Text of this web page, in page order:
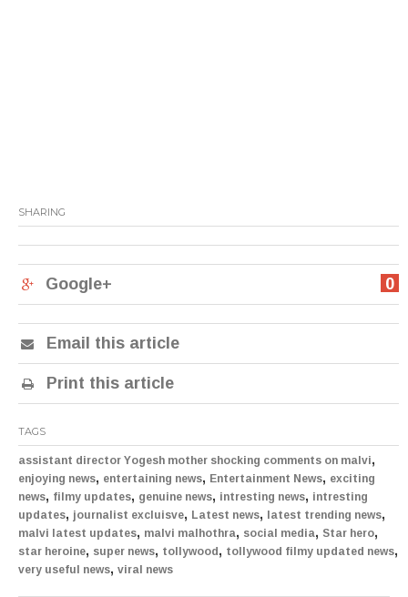
SHARING
0
Google+
Email this article
Print this article
TAGS
assistant director Yogesh mother shocking comments on malvi,
enjoying news, entertaining news, Entertainment News, exciting
news, filmy updates, genuine news, intresting news, intresting
updates, journalist excluisve, Latest news, latest trending news,
malvi latest updates, malvi malhothra, social media, Star hero,
star heroine, super news, tollywood, tollywood filmy updated news,
very useful news, viral news